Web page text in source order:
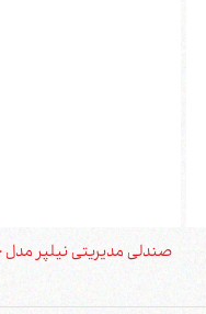
صندلی مدیریتی نیلپر مدل NOCM 910